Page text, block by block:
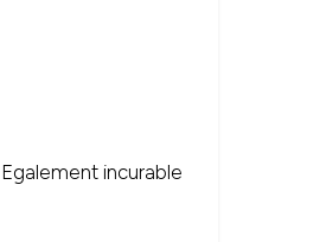
incurable